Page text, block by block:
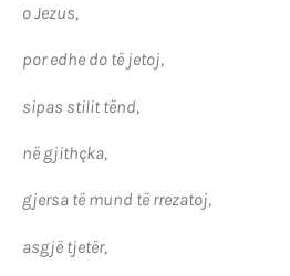
o Jezus,
por edhe do të jetoj,
sipas stilit tënd,
në gjithçka,
gjersa të mund të rrezatoj,
asgjë tjetër,